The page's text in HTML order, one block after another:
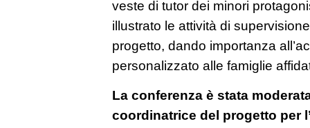
veste di tutor dei minori
illustrato le attività di
progetto, dando importanza
personalizzato alle famiglie
La conferenza è stata
coordinatrice del progetto per